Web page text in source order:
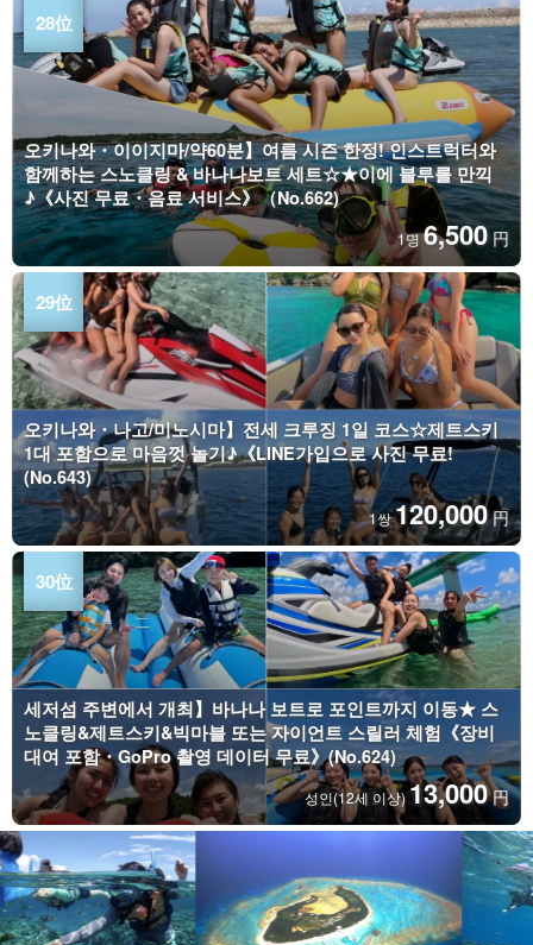
오키나와・이이지마/약60분】여름 시즌 한정! 인스트럭터와
함께하는 스노클링 & 바나나보트 세트☆★이에 블루를 만끽
♪《사진 무료・음료 서비스》（No.662)
1명6,500 円
오키나와・나고/미노시마】전세 크루징 1일 코스☆제트스키
1대 포함으로 마음껏 놀기♪《LINE가입으로 사진 무료!
(No.643)
1쌍120,000 円
세저섬 주변에서 개최】바나나 보트로 포인트까지 이동★ 스
노클링&제트스키&빅마블 또는 자이언트 스릴러 체험《장비
대여 포함・GoPro 촬영 데이터 무료》(No.624)
성인(12세 이상)13,000 円